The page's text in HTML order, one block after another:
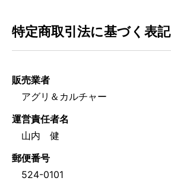
特定商取引法に基づく表記
販売業者
アグリ＆カルチャー
運営責任者名
山内 健
郵便番号
524-0101